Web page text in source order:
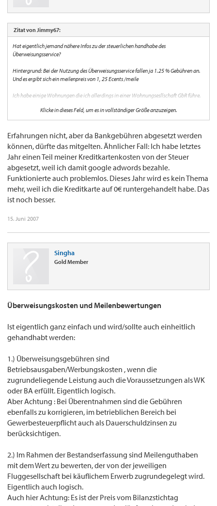
Zitat von Jimmy67:
Hat eigentlich jemand nähere Infos zu der steuerlichen handhabe des
Überweisungsservice?
Hintergrund: Bei der Nutzung des Überweisungsservice fallen ja 1.25 % Gebühren an.
Und es ergibt sich ein meilenpreis von 1, 25 Ecents /meile
Ich habe einige Wohnungen die ich allerdings in einer Wohnungsesllschaft GbR führe.
ich habe mit der bank schon klargemacht, daß ich die hypotheken und die Zinsen über
die Karte geltend mache. ( natürlich auch alle handwerkerrechnungen, nebenkosten,
Frage: kann ich die Gebühren des Überweisungservice dann bei der Steuer wiederum
steuermindernd ansetzen?? Kontoführung etc. geht ja auch.
Damit würden sich dann die Kosten pro Meile bei meinem Steuersatz auf ca. 0,725 E
cent reduzieren.
2 mal first class lufthansa Buenos Airs oder SEA ( mit sen-companionaward) köme
somit auf
Klicke in dieses Feld, um es in vollständiger Größe anzuzeigen.
Erfahrungen nicht, aber da Bankgebühren abgesetzt werden
können, dürfte das mitgelten. Ähnlicher Fall: Ich habe letztes
Jahr einen Teil meiner Kreditkartenkosten von der Steuer
abgesetzt, weil ich damit google adwords bezahle.
Funktionierte auch problemlos. Dieses Jahr wird es kein Thema
mehr, weil ich die Kreditkarte auf 0€ runtergehandelt habe. Das
ist noch besser.
15. Juni 2007
Singha
Gold Member
Überweisungskosten und Meilenbewertungen
Ist eigentlich ganz einfach und wird/sollte auch einheitlich
gehandhabt werden:
1.) Überweisungsgebühren sind
Betriebsausgaben/Werbungskosten , wenn die
zugrundeliegende Leistung auch die Voraussetzungen als WK
oder BA erfüllt. Eigentlich logisch.
Aber Achtung : Bei Überentnahmen sind die Gebühren
ebenfalls zu korrigieren, im betrieblichen Bereich bei
Gewerbesteuerpflicht auch als Dauerschuldzinsen zu
berücksichtigen.
2.) Im Rahmen der Bestandserfassung sind Meilenguthaben
mit dem Wert zu bewerten, der von der jeweiligen
Fluggesellschaft bei käuflichem Erwerb zugrundegelegt wird.
Eigentlich auch logisch.
Auch hier Achtung: Es ist der Preis vom Bilanzstichtag